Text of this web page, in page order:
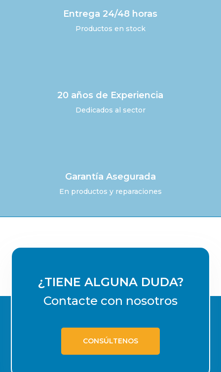
Entrega 24/48 horas
Productos en stock
20 años de Experiencia
Dedicados al sector
Garantía Asegurada
En productos y reparaciones
¿TIENE ALGUNA DUDA?
Contacte con nosotros
CONSÚLTENOS